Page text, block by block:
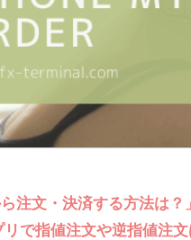
注文・決済する方法は？」
リで指値注文や逆指値注文